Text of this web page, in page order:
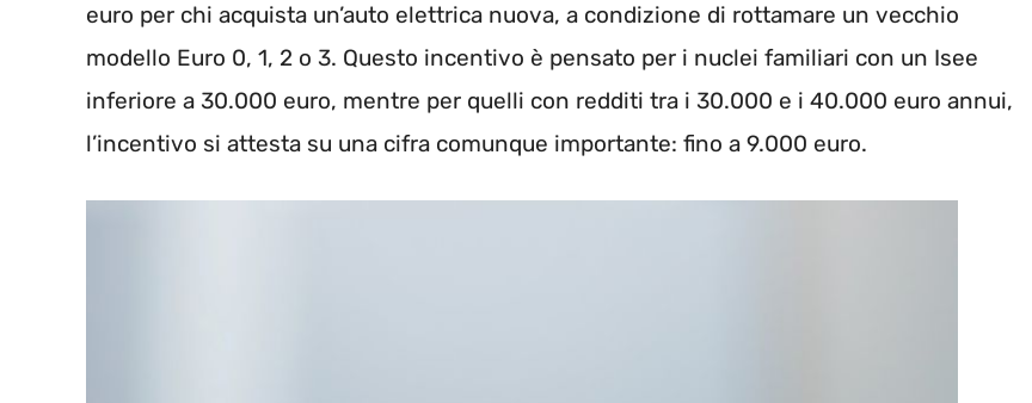
euro per chi acquista un’auto elettrica nuova, a condizione di rottamare un vecchio
modello Euro 0, 1, 2 o 3. Questo incentivo è pensato per i nuclei familiari con un Isee
inferiore a 30.000 euro, mentre per quelli con redditi tra i 30.000 e i 40.000 euro annui,
l’incentivo si attesta su una cifra comunque importante: fino a 9.000 euro.